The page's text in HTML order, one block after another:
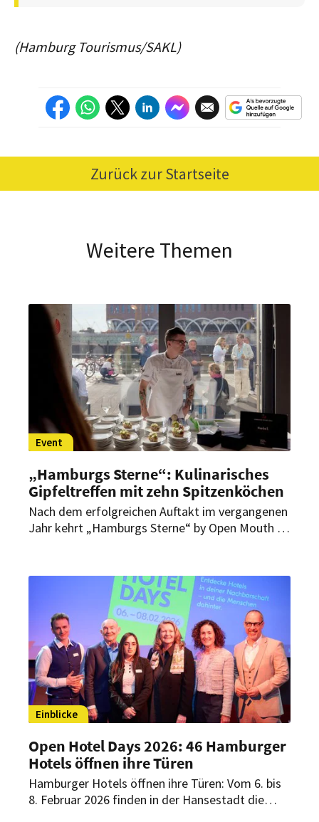
(Hamburg Tourismus/SAKL)
Zurück zur Startseite
Weitere Themen
Event
„Hamburgs Sterne“: Kulinarisches
Gipfeltreffen mit zehn Spitzenköchen
Nach dem erfolgreichen Auftakt im vergangenen
Jahr kehrt „Hamburgs Sterne“ by Open Mouth im
bringt erneut zehn der renommiertesten
Küchenchefs der Stadt mit ihren insgesamt 19
Michelin-Sternen zusammen.
Einblicke
Open Hotel Days 2026: 46 Hamburger
Hotels öffnen ihre Türen
Hamburger Hotels öffnen ihre Türen: Vom 6. bis
8. Februar 2026 finden in der Hansestadt die